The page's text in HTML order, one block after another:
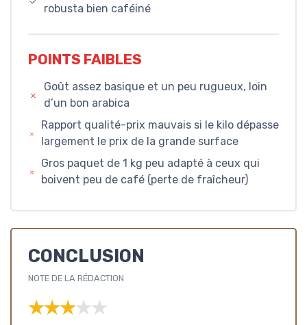
robusta bien caféiné
POINTS FAIBLES
Goût assez basique et un peu rugueux, loin
d’un bon arabica
Rapport qualité-prix mauvais si le kilo dépasse
largement le prix de la grande surface
Gros paquet de 1 kg peu adapté à ceux qui
boivent peu de café (perte de fraîcheur)
CONCLUSION
NOTE DE LA RÉDACTION
★★★★★
★★★★★